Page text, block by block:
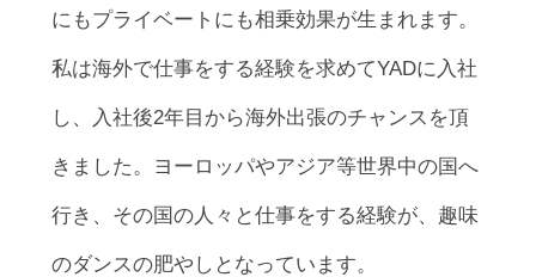
にもプライベートにも相乗効果が生まれます。
私は海外で仕事をする経験を求めてYADに入社
し、入社後2年目から海外出張のチャンスを頂
きました。ヨーロッパやアジア等世界中の国へ
行き、その国の人々と仕事をする経験が、趣味
のダンスの肥やしとなっています。